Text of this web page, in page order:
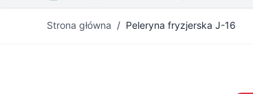
Strona główna / Peleryna fryzjerska J-16